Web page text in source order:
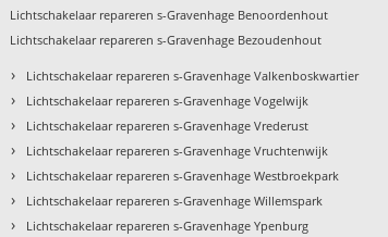
Lichtschakelaar repareren s-Gravenhage Benoordenhout
Lichtschakelaar repareren s-Gravenhage Bezoudenhout
› Lichtschakelaar repareren s-Gravenhage Valkenboskwartier
› Lichtschakelaar repareren s-Gravenhage Vogelwijk
› Lichtschakelaar repareren s-Gravenhage Vrederust
› Lichtschakelaar repareren s-Gravenhage Vruchtenwijk
› Lichtschakelaar repareren s-Gravenhage Westbroekpark
› Lichtschakelaar repareren s-Gravenhage Willemspark
› Lichtschakelaar repareren s-Gravenhage Ypenburg